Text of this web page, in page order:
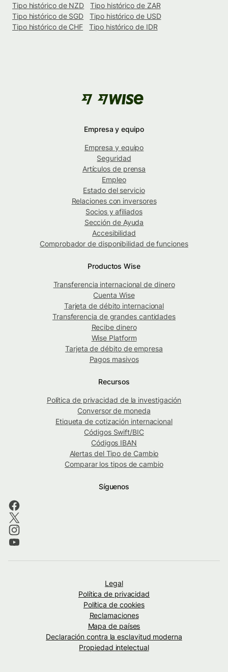
Tipo histórico de NZD
Tipo histórico de ZAR
Tipo histórico de SGD
Tipo histórico de USD
Tipo histórico de CHF
Tipo histórico de IDR
Empresa y equipo
Empresa y equipo
Seguridad
Artículos de prensa
Empleo
Estado del servicio
Relaciones con inversores
Socios y afiliados
Sección de Ayuda
Accesibilidad
Comprobador de disponibilidad de funciones
Productos Wise
Transferencia internacional de dinero
Cuenta Wise
Tarjeta de débito internacional
Transferencia de grandes cantidades
Recibe dinero
Wise Platform
Tarjeta de débito de empresa
Pagos masivos
Recursos
Política de privacidad de la investigación
Conversor de moneda
Etiqueta de cotización internacional
Códigos Swift/BIC
Códigos IBAN
Alertas del Tipo de Cambio
Comparar los tipos de cambio
Síguenos
Legal
Política de privacidad
Política de cookies
Reclamaciones
Mapa de países
Declaración contra la esclavitud moderna
Propiedad intelectual